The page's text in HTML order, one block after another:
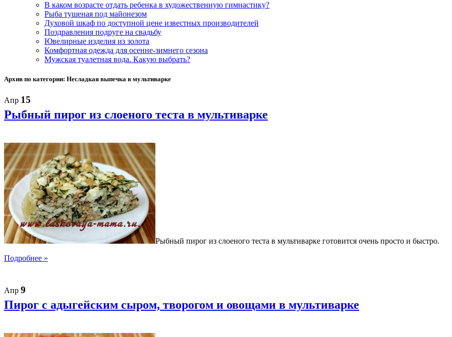
В каком возрасте отдать ребенка в художественную гимнастику?
Рыба тушеная под майонезом
Духовой шкаф по доступной цене известных производителей
Поздравления подруге на свадьбу
Ювелирные изделия из золота
Комфортная одежда для осенне-зимнего сезона
Мужская туалетная вода. Какую выбрать?
Архив по категории: Несладкая выпечка в мультиварке
Апр 15
Рыбный пирог из слоеного теста в мультиварке
Рыбный пирог из слоеного теста в мультиварке готовится очень просто и быстро.
Подробнее »
Апр 9
Пирог с адыгейским сыром, творогом и овощами в мультиварке